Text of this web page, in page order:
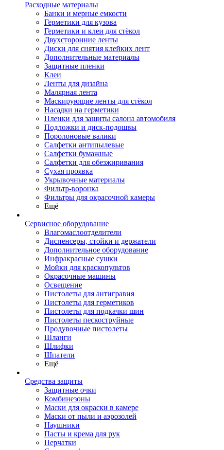
Расходные материалы
Банки и мерные емкости
Герметики для кузова
Герметики и клеи для стёкол
Двухсторонние ленты
Диски для снятия клейких лент
Дополнительные материалы
Защитные пленки
Клеи
Ленты для дизайна
Малярная лента
Маскирующие ленты для стёкол
Насадки на герметики
Пленки для защиты салона автомобиля
Подложки и диск-подошвы
Поролоновые валики
Салфетки антипылевые
Салфетки бумажные
Салфетки для обезжиривания
Сухая проявка
Укрывочные материалы
Фильтр-воронка
Фильтры для окрасочной камеры
Ещё
Сервисное оборудование
Влагомаслоотделители
Диспенсеры, стойки и держатели
Дополнительное оборудование
Инфракрасные сушки
Мойки для краскопультов
Окрасочные машины
Освещение
Пистолеты для антигравия
Пистолеты для герметиков
Пистолеты для подкачки шин
Пистолеты пескоструйные
Продувочные пистолеты
Шланги
Шлифки
Шпатели
Ещё
Средства защиты
Защитные очки
Комбинезоны
Маски для окраски в камере
Маски от пыли и аэрозолей
Наушники
Пасты и крема для рук
Перчатки